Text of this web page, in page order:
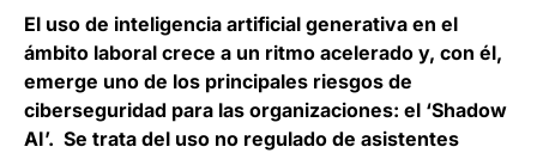
El uso de inteligencia artificial generativa en el
ámbito laboral crece a un ritmo acelerado y, con él,
emerge uno de los principales riesgos de
ciberseguridad para las organizaciones: el ‘Shadow
AI’. Se trata del uso no regulado de asistentes